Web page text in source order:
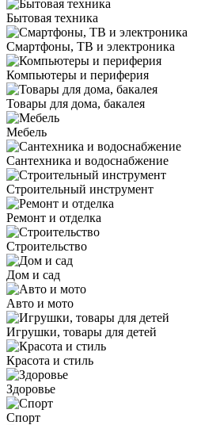
Бытовая техника
Смартфоны, ТВ и электроника
Компьютеры и периферия
Товары для дома, бакалея
Мебель
Сантехника и водоснабжение
Строительный инструмент
Ремонт и отделка
Строительство
Дом и сад
Авто и мото
Игрушки, товары для детей
Красота и стиль
Здоровье
Спорт